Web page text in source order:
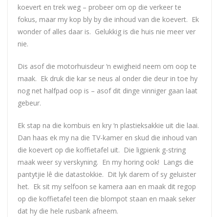
koevert en trek weg – probeer om op die verkeer te
fokus, maar my kop bly by die inhoud van die koevert. Ek
wonder of alles daar is. Gelukkig is die huis nie meer ver
nie.
Dis asof die motorhuisdeur ‘n ewigheid neem om oop te
maak. Ek druk die kar se neus al onder die deur in toe hy
nog net halfpad oop is – asof dit dinge vinniger gaan laat
gebeur.
Ek stap na die kombuis en kry ‘n plastieksakkie uit die laai.
Dan haas ek my na die TV-kamer en skud die inhoud van
die koevert op die koffietafel uit. Die ligpienk g-string
maak weer sy verskyning. En my horing ook! Langs die
pantytjie lê die datastokkie. Dit lyk darem of sy geluister
het. Ek sit my selfoon se kamera aan en maak dit regop
op die koffietafel teen die blompot staan en maak seker
dat hy die hele rusbank afneem.